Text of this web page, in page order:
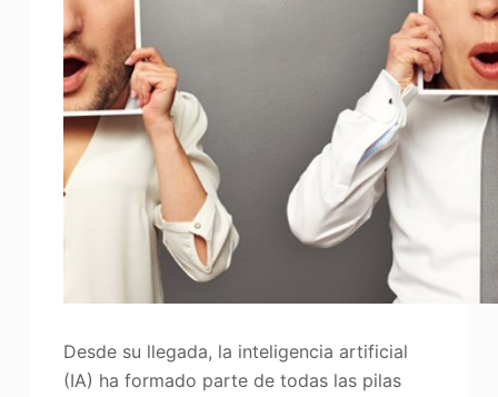
Desde su llegada, la inteligencia artificial
(IA) ha formado parte de todas las pilas